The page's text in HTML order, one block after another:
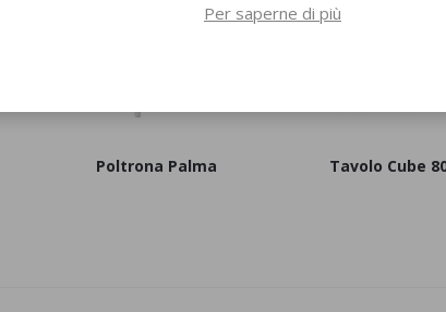
Poltrona Palma Tavolo Cube
Per saperne di più